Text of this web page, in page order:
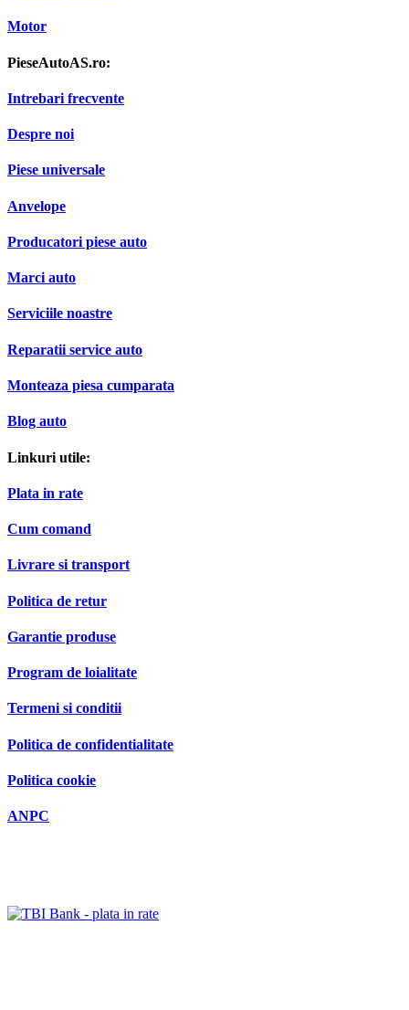
Motor
PieseAutoAS.ro:
Intrebari frecvente
Despre noi
Piese universale
Anvelope
Producatori piese auto
Marci auto
Serviciile noastre
Reparatii service auto
Monteaza piesa cumparata
Blog auto
Linkuri utile:
Plata in rate
Cum comand
Livrare si transport
Politica de retur
Garantie produse
Program de loialitate
Termeni si conditii
Politica de confidentialitate
Politica cookie
ANPC